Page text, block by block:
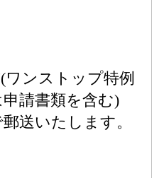
ワンストップ特例
請書類を含む)
送いたします。